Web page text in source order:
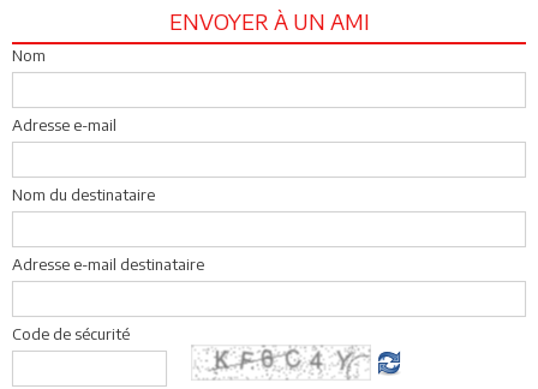
ENVOYER À UN AMI
Nom
Adresse e-mail
Nom du destinataire
Adresse e-mail destinataire
Code de sécurité